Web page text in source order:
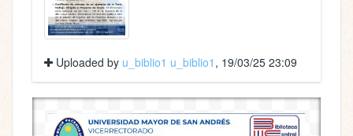
Uploaded by u_biblio1 u_biblio1 , 19/03/25 23:09